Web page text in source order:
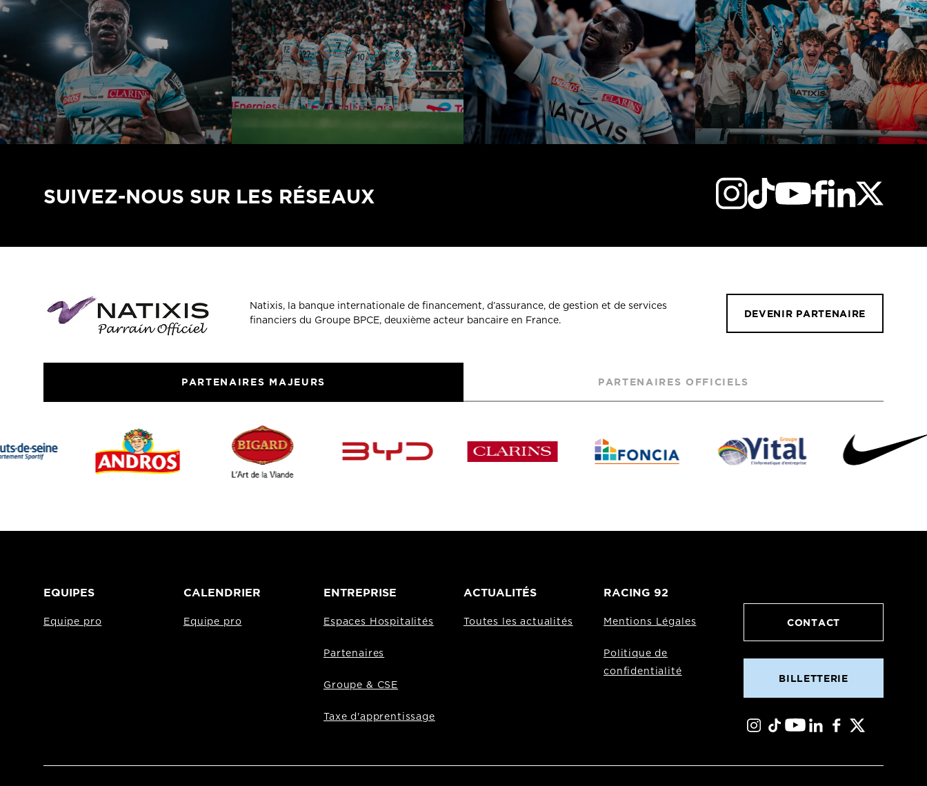
SUIVEZ-NOUS SUR LES RÉSEAUX
Natixis, la banque internationale de financement, d’assurance, de gestion et de services
financiers du Groupe BPCE, deuxième acteur bancaire en France.
DEVENIR PARTENAIRE
PARTENAIRES MAJEURS PARTENAIRES OFFICIELS
EQUIPES
Equipe pro
CALENDRIER
Equipe pro
ENTREPRISE
Espaces Hospitalités
Partenaires
Groupe & CSE
Taxe d'apprentissage
ACTUALITÉS
Toutes les actualités
RACING 92
Mentions Légales
Politique de
confidentialité
CONTACT
BILLETTERIE